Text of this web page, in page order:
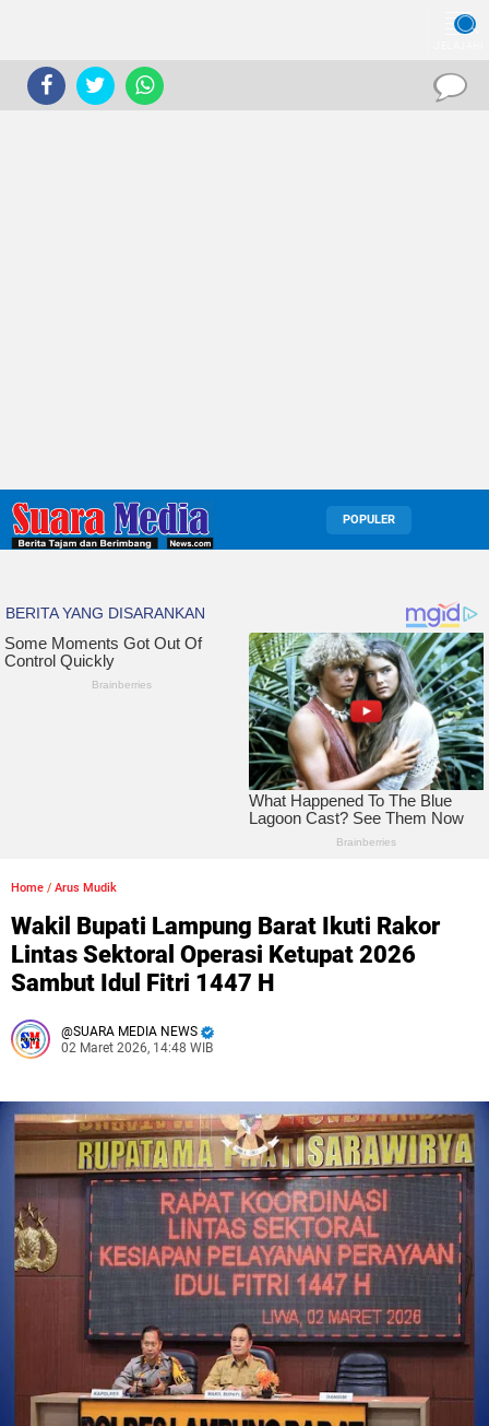
POPULER
Home / Arus Mudik
Wakil Bupati Lampung Barat Ikuti Rakor
Lintas Sektoral Operasi Ketupat 2026
Sambut Idul Fitri 1447 H
SUARA MEDIA NEWS
02 Maret 2026, 14:48 WIB